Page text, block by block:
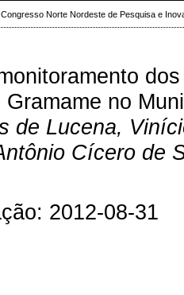
Norte Nordeste de Pesquisa e
no
de Lucena,
Cícero de
2012-08-31